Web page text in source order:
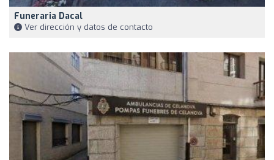
Funeraria Dacal
Ver dirección y datos de contacto